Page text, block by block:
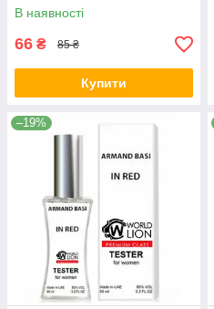
В наявності
66 ₴ 85 ₴
Купити
–19%